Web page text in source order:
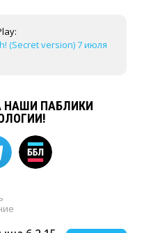
(Secret version) 7 июля
НАШИ ПАБЛИКИ